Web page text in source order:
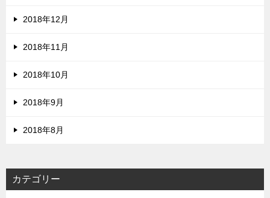
2018年12月
2018年11月
2018年10月
2018年9月
2018年8月
カテゴリー